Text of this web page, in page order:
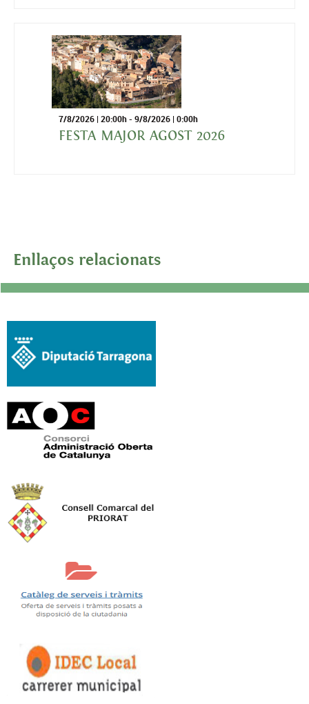
7/8/2026 | 20:00h - 9/8/2026 | 0:00h
FESTA MAJOR AGOST 2026
Enllaços relacionats